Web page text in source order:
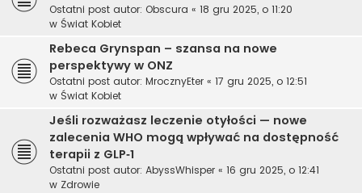
Ostatni post autor: Obscura « 18 gru 2025, o 11:20
w Świat Kobiet
Rebeca Grynspan – szansa na nowe
perspektywy w ONZ
Ostatni post autor: MrocznyEter « 17 gru 2025, o 12:51
w Świat Kobiet
Jeśli rozważasz leczenie otyłości — nowe
zalecenia WHO mogą wpływać na dostępność
terapii z GLP‑1
Ostatni post autor: AbyssWhisper « 16 gru 2025, o 12:41
w Zdrowie